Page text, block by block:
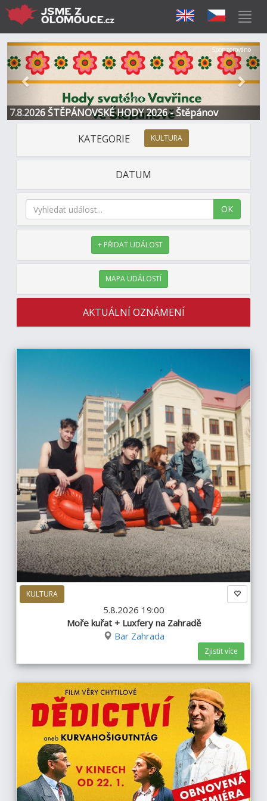
7.8.2026 ŠTĚPÁNOVSKÉ HODY 2026 - Štěpánov
Předchozí Další
Sponzorováno
KATEGORIE KULTURA
DATUM
OK
+ PŘIDAT UDÁLOST
MAPA UDÁLOSTÍ
AKTUÁLNÍ OZNÁMENÍ
KULTURA
5.8.2026 19:00
Moře kuřat + Luxfery na Zahradě
Bar Zahrada
Zjistit více